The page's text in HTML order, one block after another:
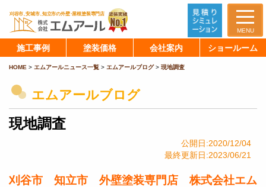
MENU
施工事例 塗装価格 会社案内 ショールーム
HOME > エムアールニュース一覧 > エムアールブログ> 現地調査
エムアールブログ
現地調査
公開日:2020/12/04
最終更新日:2023/06/21
刈谷市 知立市 外壁塗装専門店 株式会社エム